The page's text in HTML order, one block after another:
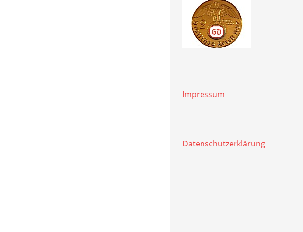
Impressum
Datenschutzerklärung